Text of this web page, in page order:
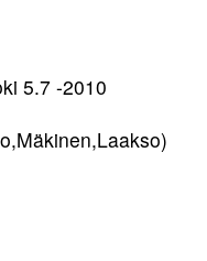
5.7 -2010